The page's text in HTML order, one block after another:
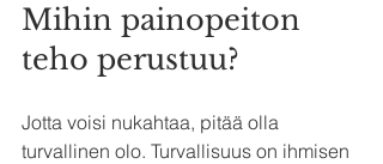
Mihin painopeiton
teho perustuu?
Jotta voisi nukahtaa, pitää olla
turvallinen olo. Turvallisuus on ihmisen